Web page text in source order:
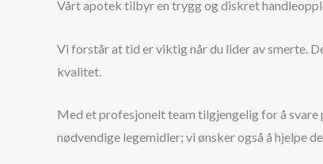
Vårt apotek tilbyr en trygg og diskret
Vi forstår at tid er viktig når du lider av smerte.
kvalitet.
Med et profesjonelt team tilgjengelig for å svare
nødvendige legemidler; vi ønsker også å hjelpe